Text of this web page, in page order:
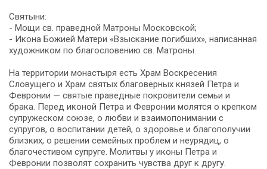
Святыни:
- Мощи св. праведной Матроны Московской;
- Икона Божией Матери «Взыскание погибших», написанная
художником по благословению св. Матроны.
На территории монастыря есть Храм Воскресения
Словущего и Храм святых благоверных князей Петра и
Февронии — святые праведные покровители семьи и
брака. Перед иконой Петра и Февронии молятся о крепком
супружеском союзе, о любви и взаимопонимании с
супругов, о воспитании детей, о здоровье и благополучии
близких, о решении семейных проблем и неурядиц, о
благочестивом супруге. Молитвы у иконы Петра и
Февронии позволят сохранить чувства друг к другу.